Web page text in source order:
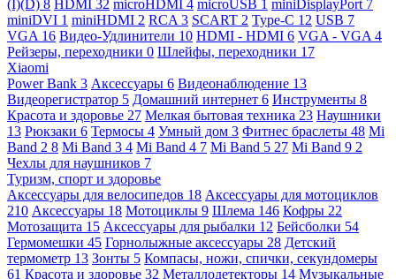
(I)(D) 8 HDMI 32 microHDMI 4 microUSB 1 miniDisplayPort 7
miniDVI 1 miniHDMI 2 RCA 3 SCART 2 Type-C 12 USB 7
VGA 16 Видео-Удлинители 10 HDMI - HDMI 6 VGA - VGA 4
Рейзеры, переходники 0 Шлейфы, переходники 17
Xiaomi
Power Bank 3 Аксессуары 6 Видеонаблюдение 13
Видеорегистратор 5 Домашний интернет 6 Инструменты 8
Красота и здоровье 27 Мелкая бытовая техника 23 Наушники
13 Рюкзаки 6 Термосы 4 Умный дом 3 Фитнес браслеты 48 Mi
Band 2 8 Mi Band 3 4 Mi Band 4 7 Mi Band 5 27 Mi Band 9 2
Чехлы для наушников 7
Туризм, спорт и здоровье
Аксессуары для велосипедов 18 Аксессуары для мотоциклов
210 Аксессуары 18 Мотоциклы 9 Шлема 146 Кофры 22
Мотозащита 15 Аксессуары для рыбалки 12 Бейсболки 54
Гермомешки 45 Горнолыжные аксессуары 28 Детский
термометр 13 Зонты 5 Компасы, ножи, спички, секундомеры
61 Красота и здоровье 32 Металлодетекторы 14 Музыкальные